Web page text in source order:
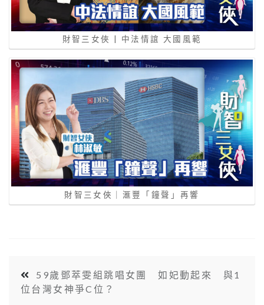
財智三女俠 | 中法情誼 大國風範
財智三女俠｜滙豐「鐘聲」再響
59歲鄧萃雯組跳唱女團 如妃動起來 與1
位台灣女神爭C位？